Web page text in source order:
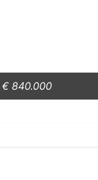
€ 840.000